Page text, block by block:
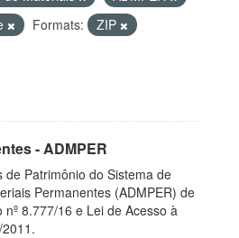
Formats:
ZIP
- ADMPER
de Patrimônio do Sistema de
Permanentes (ADMPER) de
8.777/16 e Lei de Acesso à